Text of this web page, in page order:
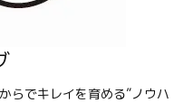
らでキレイを育める”ノウハ